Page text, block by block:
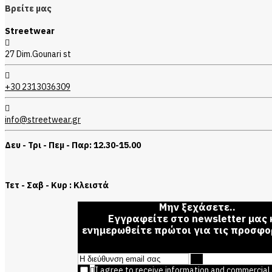
Βρείτε μας
Streetwear
27 Dim.Gounari st
+30 2313036309
info@streetwear.gr
Δευ - Τρι - Πεμ - Παρ: 12.30-15.00
Τετ - Σαβ - Κυρ : Κλειστά
Μην ξεχάσετε..
Εγγραφείτε στο newsletter μας
ενημερωθείτε πρώτοι για τις